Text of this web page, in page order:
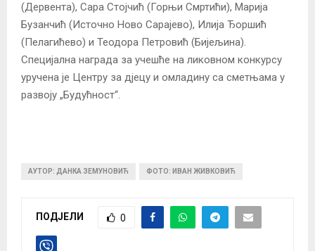
(Дервента), Сара Стојчић (Горњи Смртићи), Марија
Бузанчић (Источно Ново Сарајево), Илија Ђоршић
(Пелагићево) и Теодора Петровић (Бијељина).
Специјална награда за учешће на ликовном конкурсу
уручена је Центру за дјецу и омладину са сметњама у
развоју „Будућност“.
АУТОР: ДАНКА ЗЕМУНОВИЋ ФОТО: ИВАН ЖИВКОВИЋ
ПОДЈЕЛИ 0